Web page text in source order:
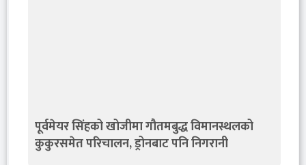
पूर्वमेयर सिंहको खोजीमा गौतमबुद्ध विमानस्थलको
कुकुरसमेत परिचालन, ड्रोनबाट पनि निगरानी